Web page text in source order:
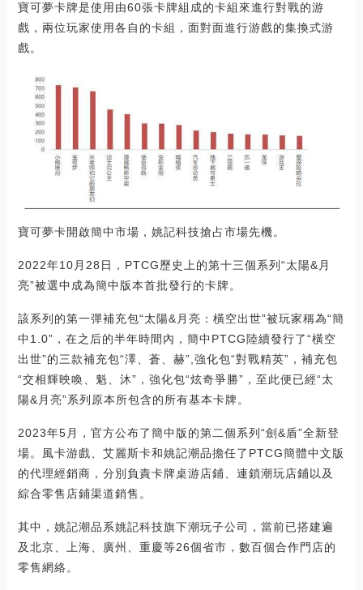
寶可夢卡牌是使用由60張卡牌組成的卡組來進行對戰的游
戲，兩位玩家使用各自的卡組，面對面進行游戲的集換式游
戲。
寶可夢卡開啟簡中市場，姚記科技搶占市場先機。
2022年10月28日，PTCG歷史上的第十三個系列“太陽&月
亮”被選中成為簡中版本首批發行的卡牌。
該系列的第一彈補充包“太陽&月亮：橫空出世”被玩家稱為“簡
中1.0”，在之后的半年時間內，簡中PTCG陸續發行了“橫空
出世”的三款補充包“澤、蒼、赫”,強化包“對戰精英”，補充包
“交相輝映喚、魁、沐”，強化包“炫奇爭勝”，至此便已經“太
陽&月亮”系列原本所包含的所有基本卡牌。
2023年5月，官方公布了簡中版的第二個系列“劍&盾”全新登
場。風卡游戲、艾麗斯卡和姚記潮品擔任了PTCG簡體中文版
的代理經銷商，分別負責卡牌桌游店鋪、連鎖潮玩店鋪以及
綜合零售店鋪渠道銷售。
其中，姚記潮品系姚記科技旗下潮玩子公司，當前已搭建遍
及北京、上海、廣州、重慶等26個省市，數百個合作門店的
零售網絡。